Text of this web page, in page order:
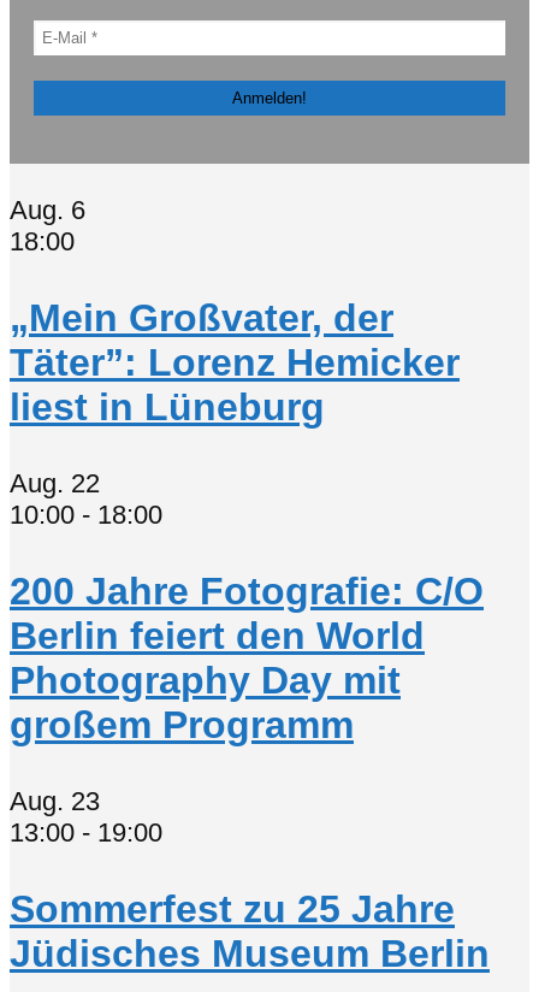
Aug. 6
18:00
„Mein Großvater, der
Täter”: Lorenz Hemicker
liest in Lüneburg
Aug. 22
10:00 - 18:00
200 Jahre Fotografie: C/O
Berlin feiert den World
Photography Day mit
großem Programm
Aug. 23
13:00 - 19:00
Sommerfest zu 25 Jahre
Jüdisches Museum Berlin